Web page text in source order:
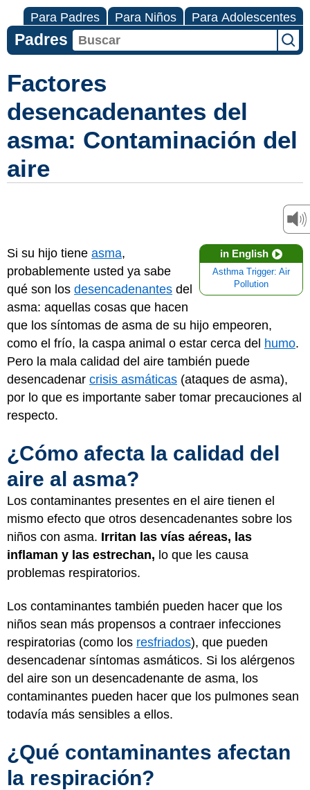
Para Padres Para Niños Para Adolescentes
Padres
Factores
desencadenantes del
asma: Contaminación del
aire
in English
Asthma Trigger: Air
Pollution
Si su hijo tiene asma,
probablemente usted ya sabe
qué son los desencadenantes del
asma: aquellas cosas que hacen
que los síntomas de asma de su hijo empeoren,
como el frío, la caspa animal o estar cerca del humo.
Pero la mala calidad del aire también puede
desencadenar crisis asmáticas (ataques de asma),
por lo que es importante saber tomar precauciones al
respecto.
¿Cómo afecta la calidad del
aire al asma?
Los contaminantes presentes en el aire tienen el
mismo efecto que otros desencadenantes sobre los
niños con asma. Irritan las vías aéreas, las
inflaman y las estrechan, lo que les causa
problemas respiratorios.
Los contaminantes también pueden hacer que los
niños sean más propensos a contraer infecciones
respiratorias (como los resfriados), que pueden
desencadenar síntomas asmáticos. Si los alérgenos
del aire son un desencadenante de asma, los
contaminantes pueden hacer que los pulmones sean
todavía más sensibles a ellos.
¿Qué contaminantes afectan
la respiración?